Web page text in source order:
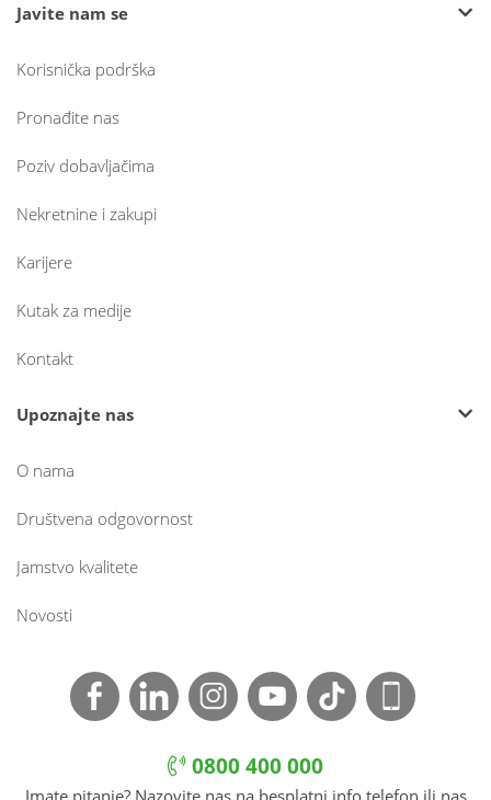
Javite nam se
Korisnička podrška
Pronađite nas
Poziv dobavljačima
Nekretnine i zakupi
Karijere
Kutak za medije
Kontakt
Upoznajte nas
O nama
Društvena odgovornost
Jamstvo kvalitete
Novosti
0800 400 000
Imate pitanje? Nazovite nas na besplatni info telefon ili nas